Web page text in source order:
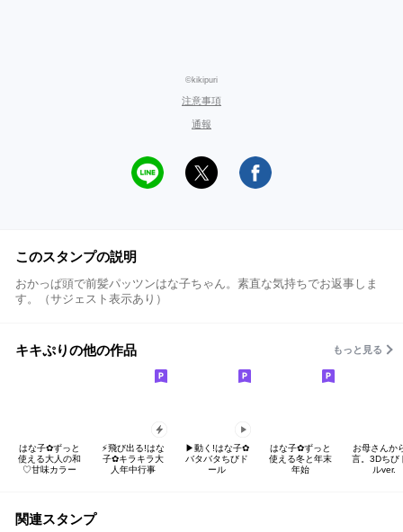
©kikipuri
注意事項
通報
このスタンプの説明
おかっぱ頭で前髪パッツンはな子ちゃん。素直な気持ちでお返事しま
す。（サジェスト表示あり）
キキぷりの他の作品 もっと見る
はな子✿ずっと
使える大人の和
♡甘味カラー
⚡️飛び出る!はな
子✿キラキラ大
人年中行事
▶︎動く!はな子✿
バタバタちびド
ール
はな子✿ずっと
使える冬と年末
年始
お母さんか
言。3Dちび
ルver.
関連スタンプ